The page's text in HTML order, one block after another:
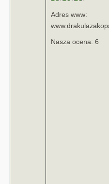
Adres www:
Nasza ocena: 6